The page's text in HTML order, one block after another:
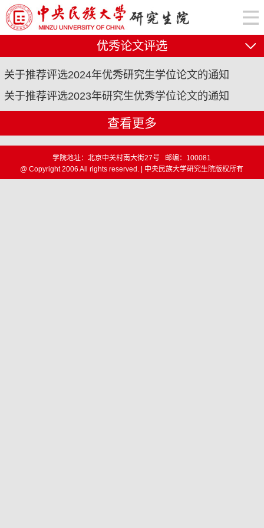
优秀论文评选
关于推荐评选2024年优秀研究生学位论文的通知
关于推荐评选2023年研究生优秀学位论文的通知
查看更多
学院地址：北京中关村南大街27号 邮编：100081
@ Copyright 2006 All rights reserved. | 中央民族大学研究生院版权所有